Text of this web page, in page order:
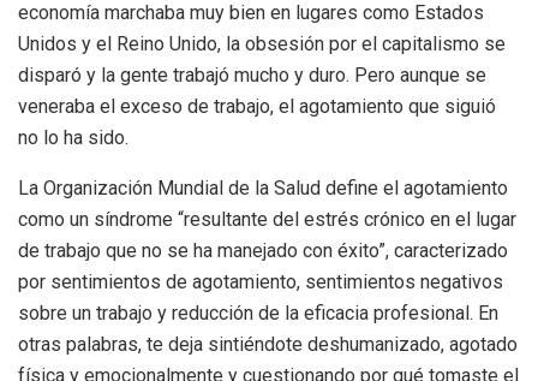
economía marchaba muy bien en lugares como Estados
Unidos y el Reino Unido, la obsesión por el capitalismo se
disparó y la gente trabajó mucho y duro. Pero aunque se
veneraba el exceso de trabajo, el agotamiento que siguió
no lo ha sido.
La Organización Mundial de la Salud define el agotamiento
como un síndrome “resultante del estrés crónico en el lugar
de trabajo que no se ha manejado con éxito”, caracterizado
por sentimientos de agotamiento, sentimientos negativos
sobre un trabajo y reducción de la eficacia profesional. En
otras palabras, te deja sintiéndote deshumanizado, agotado
física y emocionalmente y cuestionando por qué tomaste el